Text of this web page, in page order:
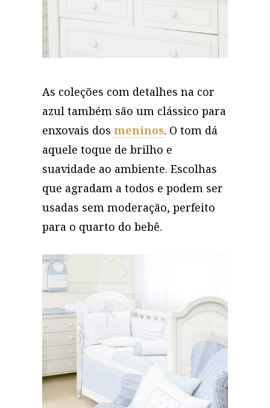
As coleções com detalhes na cor
azul também são um clássico para
enxovais dos meninos. O tom dá
aquele toque de brilho e
suavidade ao ambiente. Escolhas
que agradam a todos e podem ser
usadas sem moderação, perfeito
para o quarto do bebê.